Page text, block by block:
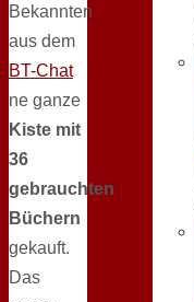
Bekannten
aus dem
BT-Chat
ne ganze
Kiste mit
36
gebrauchten
Büchern
gekauft.
Das